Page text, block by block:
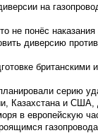
на
понёс наказания
диверсию против
британскими
серию
Казахстана и США,
в европейскую